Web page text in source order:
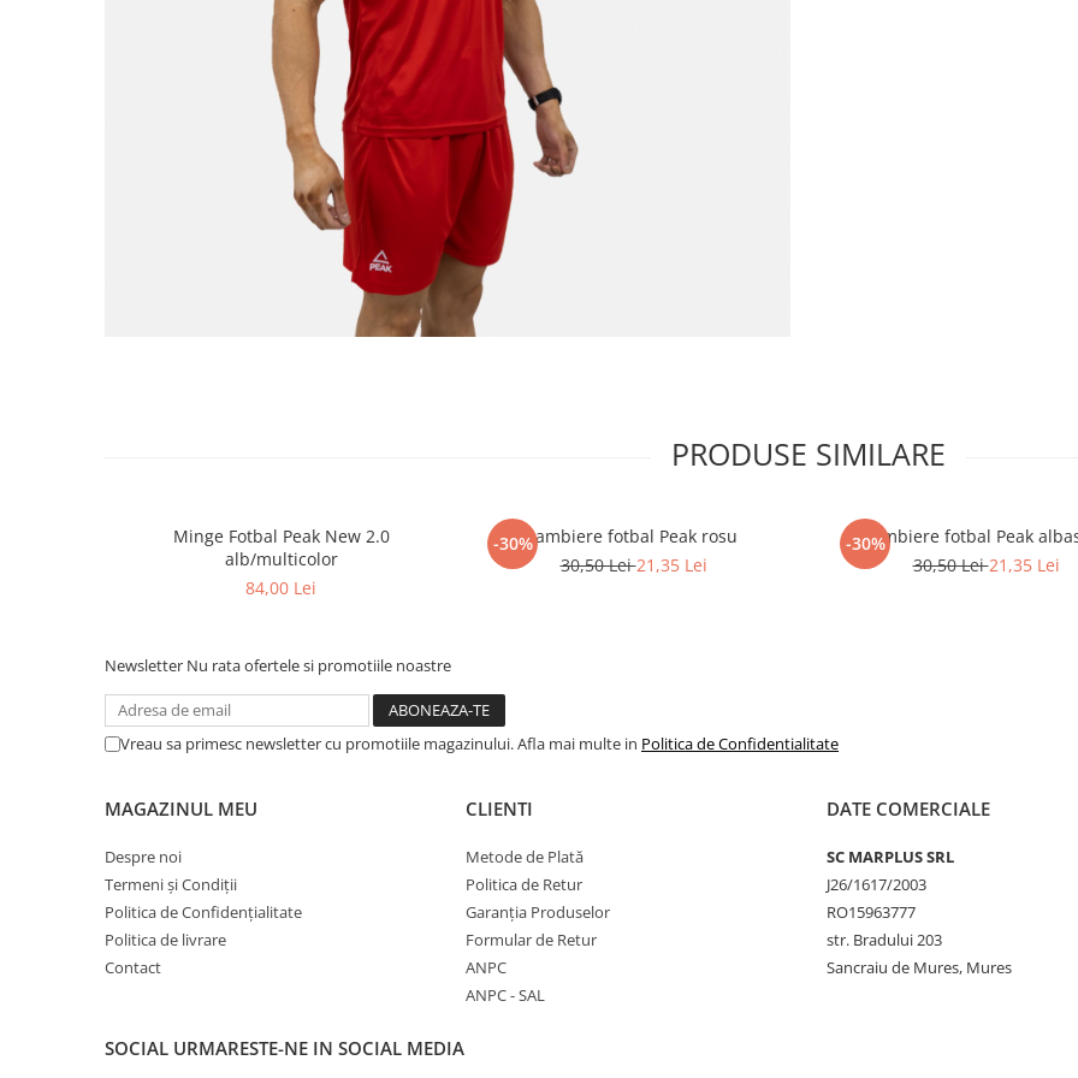
PRODUSE SIMILARE
Minge Fotbal Peak New 2.0
alb/multicolor
84,00 Lei
-30%Jambiere fotbal Peak rosu
30,50 Lei21,35 Lei
-30%Jambiere fotbal Peak
30,50 Lei21,35 Lei
Newsletter Nu rata ofertele si promotiile noastre
Vreau sa primesc newsletter cu promotiile magazinului. Afla mai multe in Politica de Confidentialitate
MAGAZINUL MEU
Despre noi
Termeni și Condiții
Politica de Confidențialitate
Politica de livrare
Contact
CLIENTI
Metode de Plată
Politica de Retur
Garanția Produselor
Formular de Retur
ANPC
ANPC - SAL
DATE COMERCIALE
SC MARPLUS SRL
J26/1617/2003
RO15963777
str. Bradului 203
Sancraiu de Mures, Mures
SOCIAL URMARESTE-NE IN SOCIAL MEDIA